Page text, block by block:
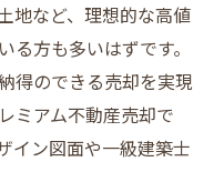
地など、理想的な高値
方も多いはずです。
得のできる売却を実現
ミアム不動産売却で
イン図面や一級建築士